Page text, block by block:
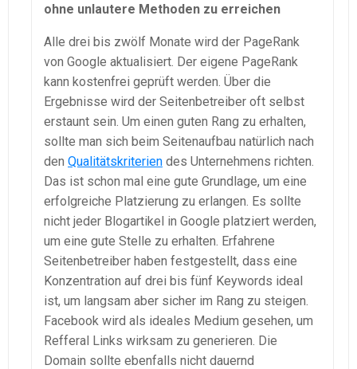
ohne unlautere Methoden zu erreichen
Alle drei bis zwölf Monate wird der PageRank
von Google aktualisiert. Der eigene PageRank
kann kostenfrei geprüft werden. Über die
Ergebnisse wird der Seitenbetreiber oft selbst
erstaunt sein. Um einen guten Rang zu erhalten,
sollte man sich beim Seitenaufbau natürlich nach
den Qualitätskriterien des Unternehmens richten.
Das ist schon mal eine gute Grundlage, um eine
erfolgreiche Platzierung zu erlangen. Es sollte
nicht jeder Blogartikel in Google platziert werden,
um eine gute Stelle zu erhalten. Erfahrene
Seitenbetreiber haben festgestellt, dass eine
Konzentration auf drei bis fünf Keywords ideal
ist, um langsam aber sicher im Rang zu steigen.
Facebook wird als ideales Medium gesehen, um
Refferal Links wirksam zu generieren. Die
Domain sollte ebenfalls nicht dauernd